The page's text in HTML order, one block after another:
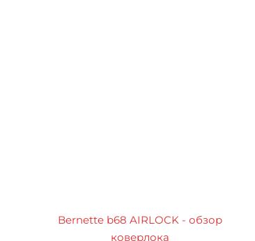
Bernette b68 AIRLOCK - обзор
коверлока